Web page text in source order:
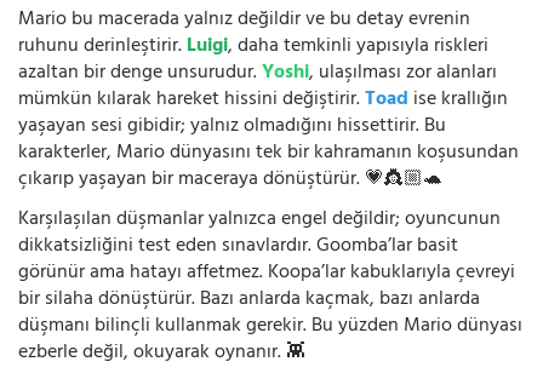
Mario bu macerada yalnız değildir ve bu detay evrenin
ruhunu derinleştirir.Luigi, daha temkinli yapısıyla riskleri
azaltan bir denge unsurudur.Yoshi, ulaşılması zor alanları
mümkün kılarak hareket hissini değiştirir.Toad ise krallığın
yaşayan sesi gibidir; yalnız olmadığını hissettirir. Bu
karakterler, Mario dünyasını tek bir kahramanın koşusundan
çıkarıp yaşayan bir maceraya dönüştürür. 💗👸🏼🐢
Karşılaşılan düşmanlar yalnızca engel değildir; oyuncunun
dikkatsizliğini test eden sınavlardır. Goomba’lar basit
görünür ama hatayı affetmez. Koopa’lar kabuklarıyla çevreyi
bir silaha dönüştürür. Bazı anlarda kaçmak, bazı anlarda
düşmanı bilinçli kullanmak gerekir. Bu yüzden Mario dünyası
ezberle değil, okuyarak oynanır. 👾